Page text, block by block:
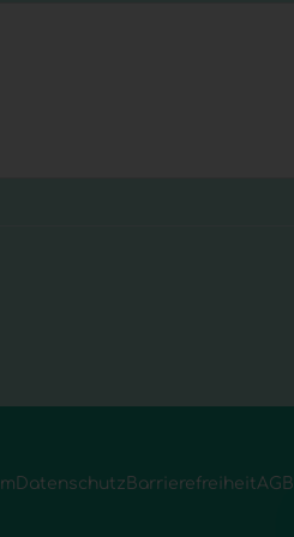
Datenschutz BarrierefreiheitAGB